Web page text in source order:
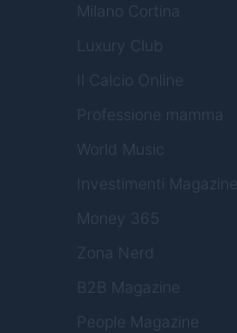
Milano Cortina
Luxury Club
Il Calcio Online
Professione mamma
World Music
Investimenti Magazine
Money 365
Zona Nerd
B2B Magazine
People Magazine